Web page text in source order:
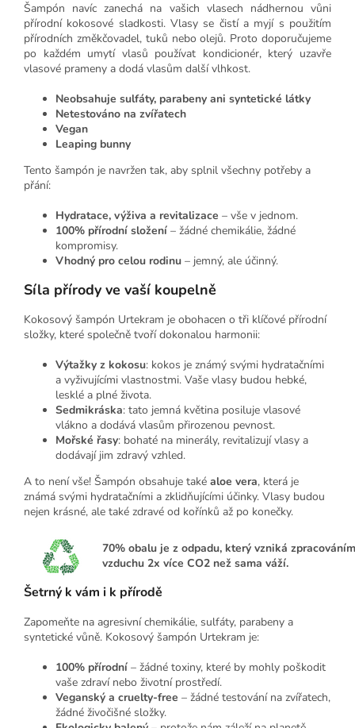
Šampón navíc zanechá na vašich vlasech nádhernou vůni
přírodní kokosové sladkosti. Vlasy se čistí a myjí s použitím
přírodních změkčovadel, tuků nebo olejů. Proto doporučujeme
po každém umytí vlasů používat kondicionér, který uzavře
vlasové prameny a dodá vlasům další vlhkost.
Neobsahuje sulfáty, parabeny ani syntetické látky
Netestováno na zvířatech
Vegan
Leaping bunny
Tento šampón je navržen tak, aby splnil všechny potřeby a
přání:
Hydratace, výživa a revitalizace – vše v jednom.
100% přírodní složení – žádné chemikálie, žádné
kompromisy.
Vhodný pro celou rodinu – jemný, ale účinný.
Síla přírody ve vaší koupelně
Kokosový šampón Urtekram je obohacen o tři klíčové přírodní
složky, které společně tvoří dokonalou harmonii:
Výtažky z kokosu: kokos je známý svými hydratačními
a vyživujícími vlastnostmi. Vaše vlasy budou hebké,
lesklé a plné života.
Sedmikráska: tato jemná květina posiluje vlasové
vlákno a dodává vlasům přirozenou pevnost.
Mořské řasy: bohaté na minerály, revitalizují vlasy a
dodávají jim zdravý vzhled.
A to není vše! Šampón obsahuje také aloe vera, která je
známá svými hydratačními a zklidňujícími účinky. Vlasy budou
nejen krásné, ale také zdravé od kořínků až po konečky.
70% obalu je z odpadu, který vzniká
vzduchu 2x více CO2 než sama váží.
Šetrný k vám i k přírodě
Zapomeňte na agresivní chemikálie, sulfáty, parabeny a
syntetické vůně. Kokosový šampón Urtekram je:
100% přírodní – žádné toxiny, které by mohly poškodit
vaše zdraví nebo životní prostředí.
Veganský a cruelty-free – žádné testování na zvířatech,
žádné živočišné složky.